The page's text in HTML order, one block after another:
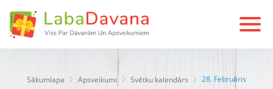
Sākumlapa Apsveikumi Svētku kalendārs 28. Februāris